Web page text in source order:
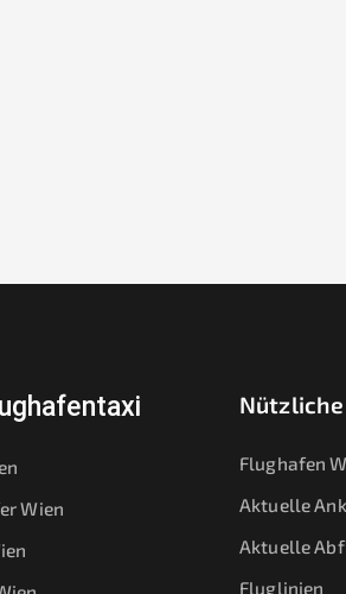
Wien
Flughafen
Aktuelle
Aktuelle
Fluglinien